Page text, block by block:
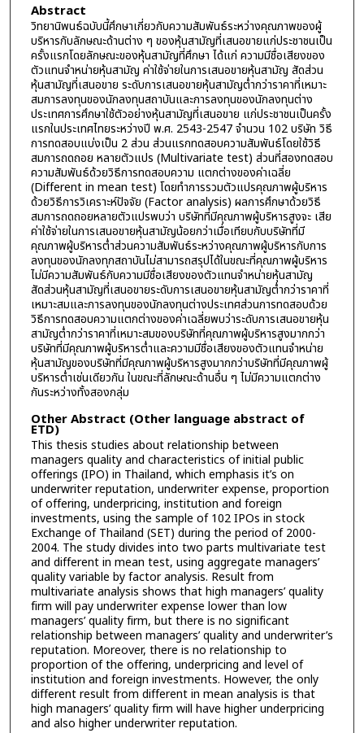
Abstract
วิทยานิพนธ์ฉบับนี้ศึกษาเกี่ยวกับความสัมพันธ์ระหว่างคุณภาพของผู้
บริหารกับลักษณะด้านต่าง ๆ ของหุ้นสามัญที่เสนอขายแก่ประชาชนเป็น
ครั้งแรกโดยลักษณะของหุ้นสามัญที่ศึกษา ได้แก่ ความมีชื่อเสียงของ
ตัวแทนจำหน่ายหุ้นสามัญ ค่าใช้จ่ายในการเสนอขายหุ้นสามัญ สัดส่วน
หุ้นสามัญที่เสนอขาย ระดับการเสนอขายหุ้นสามัญต่ำกว่าราคาที่เหมาะ
สมการลงทุนของนักลงทุนสถาบันและการลงทุนของนักลงทุนต่าง
ประเทศการศึกษาใช้ตัวอย่างหุ้นสามัญที่เสนอขาย แก่ประชาชนเป็นครั้ง
แรกในประเทศไทยระหว่างปี พ.ศ. 2543-2547 จำนวน 102 บริษัท วิธี
การทดสอบแบ่งเป็น 2 ส่วน ส่วนแรกทดสอบความสัมพันธ์โดยใช้วิธี
สมการถดถอย หลายตัวแปร (Multivariate test) ส่วนที่สองทดสอบ
ความสัมพันธ์ด้วยวิธีการทดสอบความ แตกต่างของค่าเฉลี่ย
(Different in mean test) โดยทำการรวมตัวแปรคุณภาพผู้บริหาร
ด้วยวิธีการวิเคราะห์ปัจจัย (Factor analysis) ผลการศึกษาด้วยวิธี
สมการถดถอยหลายตัวแปรพบว่า บริษัทที่มีคุณภาพผู้บริหารสูงจะ เสีย
ค่าใช้จ่ายในการเสนอขายหุ้นสามัญน้อยกว่าเมื่อเทียบกับบริษัทที่มี
คุณภาพผู้บริหารต่ำส่วนความสัมพันธ์ระหว่างคุณภาพผู้บริหารกับการ
ลงทุนของนักลงทุกสถาบันไม่สามารถสรุปได้ในขณะที่คุณภาพผู้บริหาร
ไม่มีความสัมพันธ์กับความมีชื่อเสียงของตัวแทนจำหน่ายหุ้นสามัญ
สัดส่วนหุ้นสามัญที่เสนอขายระดับการเสนอขายหุ้นสามัญต่ำกว่าราคาที่
เหมาะสมและการลงทุนของนักลงทุนต่างประเทศส่วนการทดสอบด้วย
วิธีการทดสอบความแตกต่างของค่าเฉลี่ยพบว่าระดับการเสนอขายหุ้น
สามัญต่ำกว่าราคาที่เหมาะสมของบริษัทที่คุณภาพผู้บริหารสูงมากกว่า
บริษัทที่มีคุณภาพผู้บริหารต่ำและความมีชื่อเสียงของตัวแทนจำหน่าย
หุ้นสามัญของบริษัทที่มีคุณภาพผู้บริหารสูงมากกว่าบริษัทที่มีคุณภาพผู้
บริหารต่ำเช่นเดียวกัน ในขณะที่ลักษณะด้านอื่น ๆ ไม่มีความแตกต่าง
กันระหว่างทั้งสองกลุ่ม
Other Abstract (Other language abstract of
ETD)
This thesis studies about relationship between
managers quality and characteristics of initial public
offerings (IPO) in Thailand, which emphasis it’s on
underwriter reputation, underwriter expense, proportion
of offering, underpricing, institution and foreign
investments, using the sample of 102 IPOs in stock
Exchange of Thailand (SET) during the period of 2000-
2004. The study divides into two parts multivariate test
and different in mean test, using aggregate managers’
quality variable by factor analysis. Result from
multivariate analysis shows that high managers’ quality
firm will pay underwriter expense lower than low
managers’ quality firm, but there is no significant
relationship between managers’ quality and underwriter’s
reputation. Moreover, there is no relationship to
proportion of the offering, underpricing and level of
institution and foreign investments. However, the only
different result from different in mean analysis is that
high managers’ quality firm will have higher underpricing
and also higher underwriter reputation.